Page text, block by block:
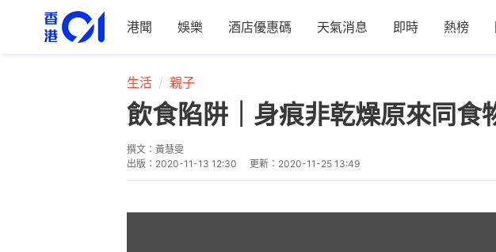
港聞 娛樂 酒店優惠碼 天氣消息 即時 熱榜
生活 親子
飲食陷阱｜身痕非乾燥原來同
撰文： 黃慧雯
出版： 2020-11-13 12:30 更新： 2020-11-25 13:49